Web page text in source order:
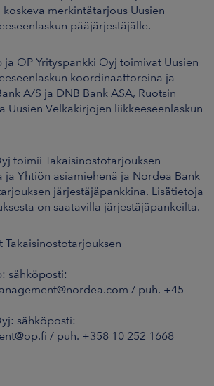
merkintätarjous Uusien
pääjärjestäjälle.
OP Yrityspankki Oyj toimivat Uusien
koordinaattoreina ja
A/S ja DNB Bank ASA, Ruotsin
Uusien Velkakirjojen liikkeeseenlaskun
toimii Takaisinostotarjouksen
ja Yhtiön asiamiehenä ja Nordea Bank
järjestäjäpankkina. Lisätietoja
on saatavilla järjestäjäpankeilta.
Takaisinostotarjouksen
sähköposti:
/ puh. +45
sähköposti:
/ puh. +358 10 252 1668